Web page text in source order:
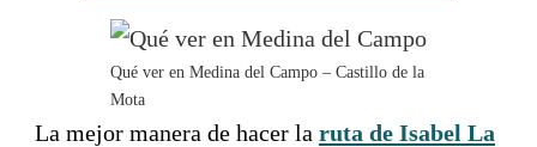
Qué ver en Medina del Campo – Castillo de la
Mota
La mejor manera de hacer la ruta de Isabel La